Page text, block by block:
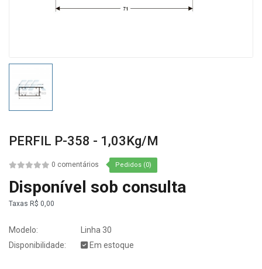
PERFIL P-358 - 1,03Kg/m
0 comentários Pedidos (0)
Disponível sob consulta
Taxas R$ 0,00
Modelo:
Linha 30
Disponibilidade:
Em estoque